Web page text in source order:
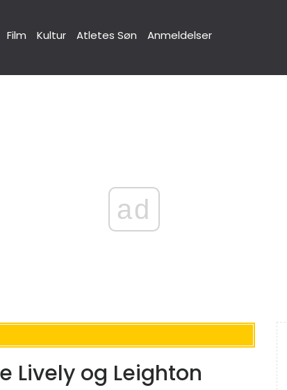
Film Kultur Atletes Søn Anmeldelser
ad
Lively og Leighton